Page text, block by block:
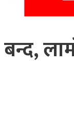
बन्द,